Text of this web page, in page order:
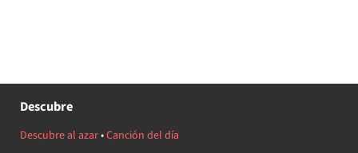
Descubre
Descubre al azar•Canción del día